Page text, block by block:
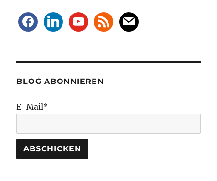
facebooklinkedinyoutuberss mail
BLOG ABONNIEREN
E-Mail*